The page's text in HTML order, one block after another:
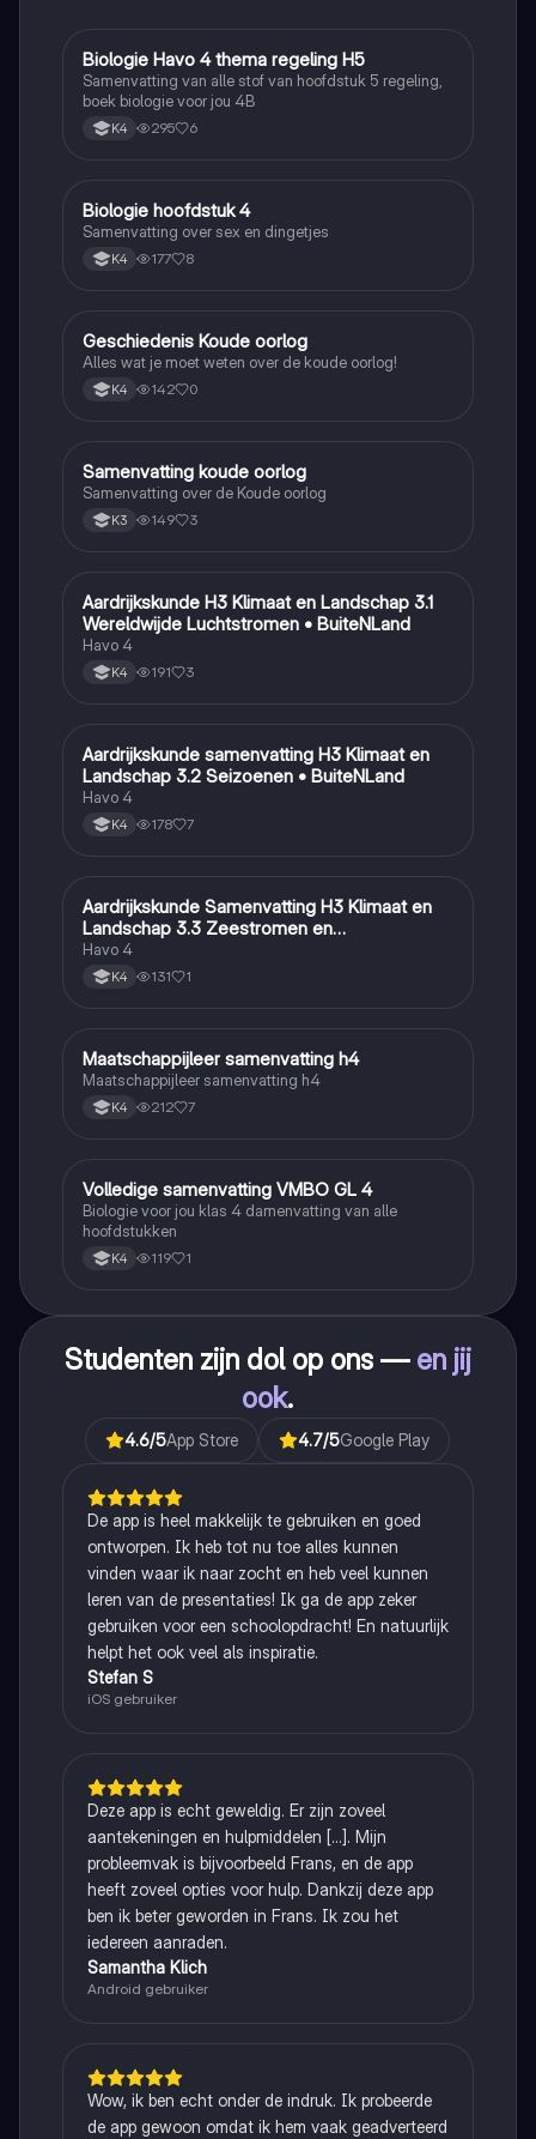
Biologie
Biologie Havo 4 thema regeling H5
Samenvatting van alle stof van hoofdstuk 5 regeling,
boek biologie voor jou 4B
K4 295 6
Biologie
Biologie hoofdstuk 4
Samenvatting over sex en dingetjes
K4 177 8
Geschiedenis
Geschiedenis Koude oorlog
Alles wat je moet weten over de koude oorlog!
K4 142 0
Geschiedenis
Samenvatting koude oorlog
Samenvatting over de Koude oorlog
K3 149 3
Aardrijkskunde
Aardrijkskunde H3 Klimaat en Landschap 3.1
Wereldwijde Luchtstromen • BuiteNLand
Havo 4
K4 191 3
Aardrijkskunde
Aardrijkskunde samenvatting H3 Klimaat en
Landschap 3.2 Seizoenen • BuiteNLand
Havo 4
K4 178 7
Aardrijkskunde
Aardrijkskunde Samenvatting H3 Klimaat en
Landschap 3.3 Zeestromen en
Klimaatgebieden • BuiteNLand
Havo 4
K4 131 1
Maatschappijleer
Maatschappijleer samenvatting h4
Maatschappijleer samenvatting h4
K4 212 7
Biologie
Volledige samenvatting VMBO GL 4
Biologie voor jou klas 4 damenvatting van alle
hoofdstukken
K4 119 1
Studenten zijn dol op ons — en jij
ook.
4.6/5App Store 4.7/5Google Play
De app is heel makkelijk te gebruiken en goed
ontworpen. Ik heb tot nu toe alles kunnen
vinden waar ik naar zocht en heb veel kunnen
leren van de presentaties! Ik ga de app zeker
gebruiken voor een schoolopdracht! En natuurlijk
helpt het ook veel als inspiratie.
Stefan S
iOS gebruiker
Deze app is echt geweldig. Er zijn zoveel
aantekeningen en hulpmiddelen [...]. Mijn
probleemvak is bijvoorbeeld Frans, en de app
heeft zoveel opties voor hulp. Dankzij deze app
ben ik beter geworden in Frans. Ik zou het
iedereen aanraden.
Samantha Klich
Android gebruiker
Wow, ik ben echt onder de indruk. Ik probeerde
de app gewoon omdat ik hem vaak geadverteerd